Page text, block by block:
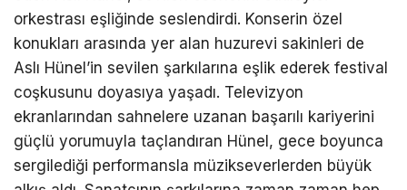
orkestrası eşliğinde seslendirdi. Konserin özel
konukları arasında yer alan huzurevi sakinleri de
Aslı Hünel’in sevilen şarkılarına eşlik ederek festival
coşkusunu doyasıya yaşadı. Televizyon
ekranlarından sahnelere uzanan başarılı kariyerini
güçlü yorumuyla taçlandıran Hünel, gece boyunca
sergilediği performansla müzikseverlerden büyük